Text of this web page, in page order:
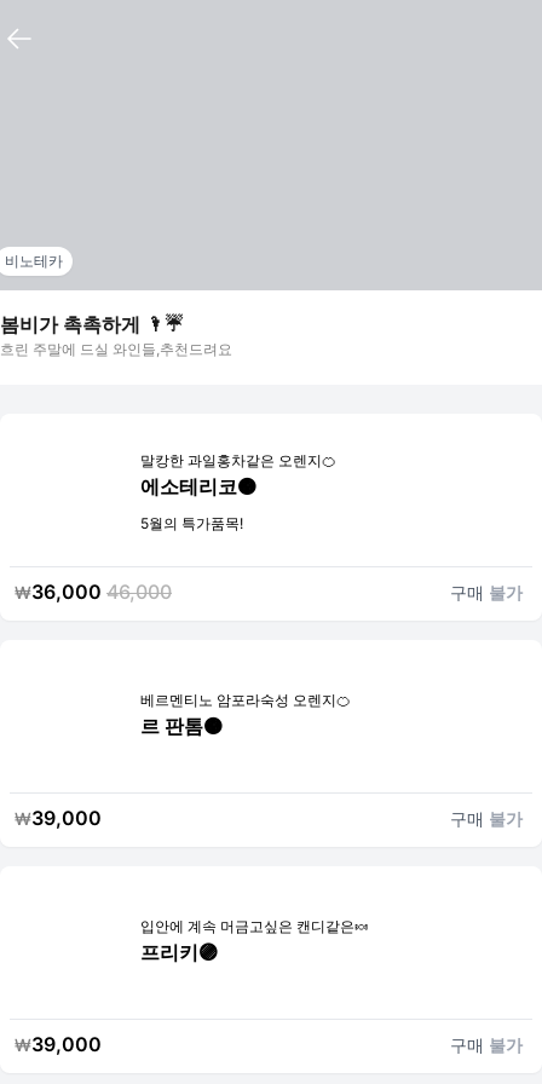
비노테카
봄비가 촉촉하게 🌂☔️
흐린 주말에 드실 와인들,추천드려요
말캉한 과일홍차같은 오렌지🍊
에소테리코🟠
5월의 특가품목!
₩36,000 46,000 구매 불가
베르멘티노 암포라숙성 오렌지🍊
르 판톰🟠
₩39,000 구매 불가
입안에 계속 머금고싶은 캔디같은🍬
프리키🟣
₩39,000 구매 불가